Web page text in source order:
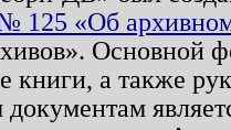
125 «Об
Основной
книги, а также